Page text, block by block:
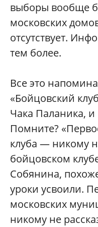
выборы вообще
московских
отсутствует.
тем более.
Все это
«Бойцовский
Чака Паланика,
Помните?
клуба — никому
бойцовском
Собянина,
уроки усвоили.
московских
никому не